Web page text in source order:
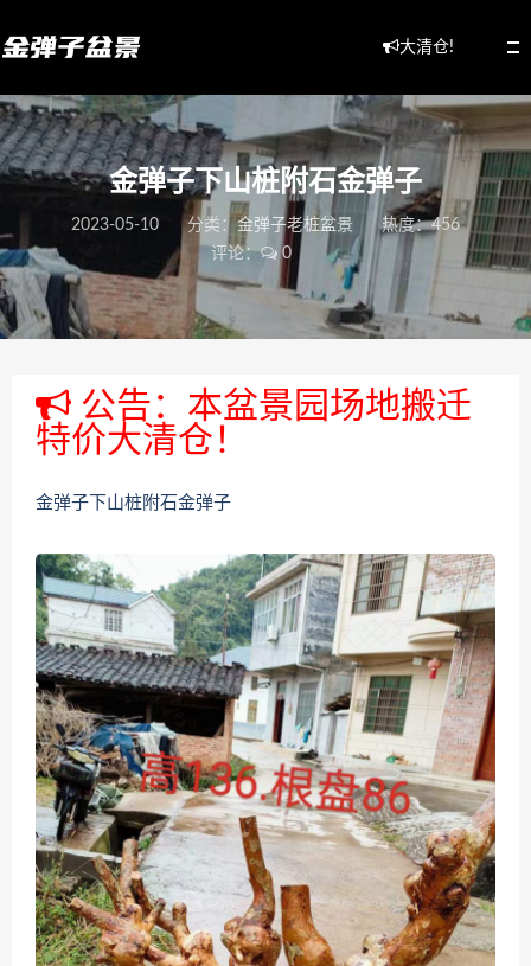
大清仓!
金弹子下山桩附石金弹子
2023-05-10 分类： 金弹子老桩盆景
热度：456
评论：
0
公告：本盆景园场地搬迁
特价大清仓！
金弹子下山桩附石金弹子